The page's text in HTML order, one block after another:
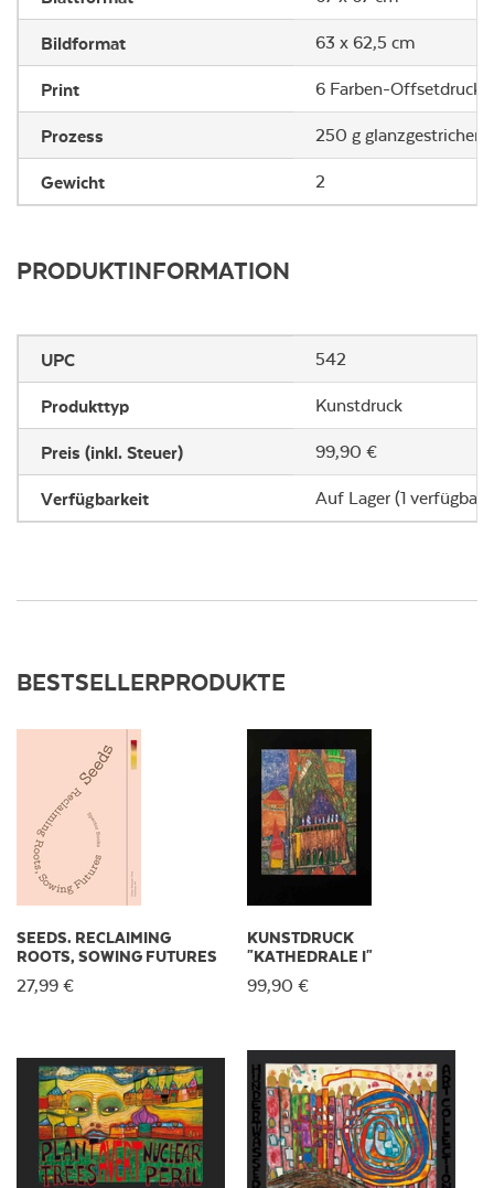
Bildformat 63 x 62,5 cm
Print 6 Farben-Offsetdruck
Prozess 250 g glanzgestrichen
Gewicht 2
PRODUKTINFORMATION
UPC 542
Produkttyp Kunstdruck
Preis (inkl. Steuer) 99,90 €
Verfügbarkeit Auf Lager (1 verfügbar)
BESTSELLERPRODUKTE
SEEDS. RECLAIMING
ROOTS, SOWING FUTURES
27,99 €
KUNSTDRUCK
"KATHEDRALE I"
99,90 €